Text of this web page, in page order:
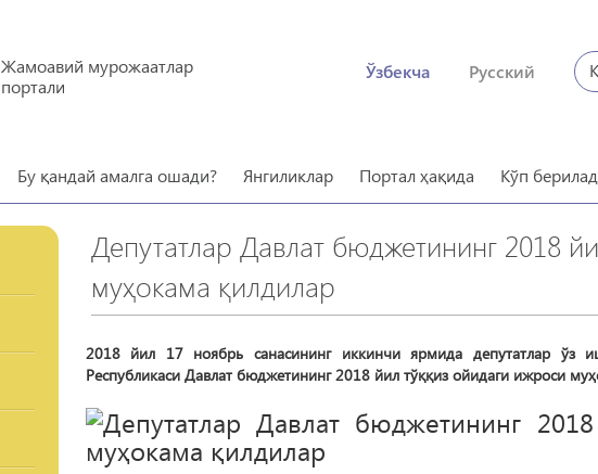
Жамоавий мурожаатлар
портали
Ўзбекча Русский
Бу қандай амалга ошади? Янгиликлар Портал ҳақида Кўп
Депутатлар Давлат бюджетининг 2018
муҳокама қилдилар
2018 йил 17 ноябрь санасининг иккинчи ярмида депутатлар ўз
Республикаси Давлат бюджетининг 2018 йил тўққиз ойидаги ижроси